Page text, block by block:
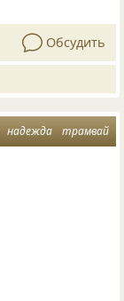
Обсудить
надежда трамвай